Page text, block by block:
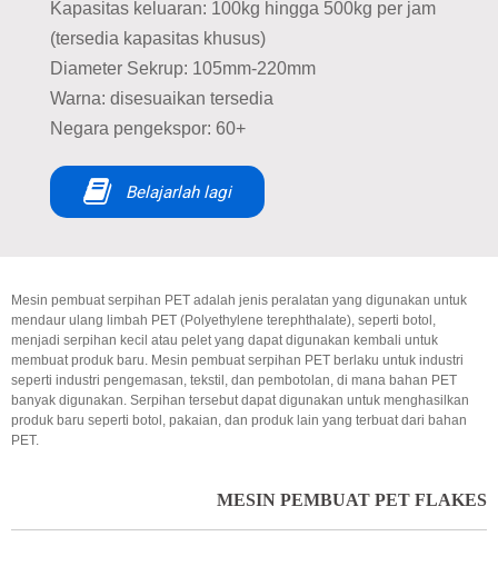
Kapasitas keluaran: 100kg hingga 500kg per jam
(tersedia kapasitas khusus)
Diameter Sekrup: 105mm-220mm
Warna: disesuaikan tersedia
Negara pengekspor: 60+
Belajarlah lagi
Mesin pembuat serpihan PET adalah jenis peralatan yang digunakan untuk
mendaur ulang limbah PET (Polyethylene terephthalate), seperti botol,
menjadi serpihan kecil atau pelet yang dapat digunakan kembali untuk
membuat produk baru. Mesin pembuat serpihan PET berlaku untuk industri
seperti industri pengemasan, tekstil, dan pembotolan, di mana bahan PET
banyak digunakan. Serpihan tersebut dapat digunakan untuk menghasilkan
produk baru seperti botol, pakaian, dan produk lain yang terbuat dari bahan
PET.
MESIN PEMBUAT PET FLAKES